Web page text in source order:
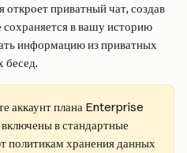
приватный чат, создав
в вашу историю
информацию из приватных
бесед.
аккаунт плана Enterprise
в стандартные
политикам хранения данных